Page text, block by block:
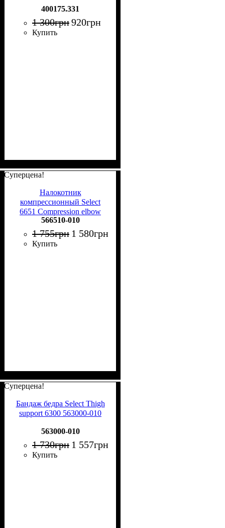
400175.331
1 300грн920грн
Купить
Суперцена!
Налокотник
компрессионный Select
6651 Compression elbow
support - handball youth
566510-010
566510-010
1 755грн 1 580грн
Купить
Суперцена!
Бандаж бедра Select Thigh
support 6300 563000-010
563000-010
1 730грн 1 557грн
Купить